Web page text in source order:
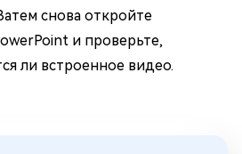
снова откройте
и проверьте,
ли встроенное видео.